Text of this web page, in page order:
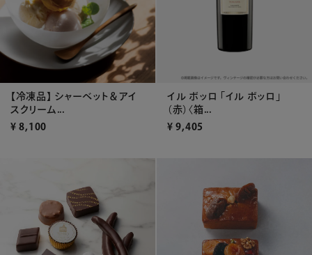
【冷凍品】 シャーベット＆アイ
スクリーム...
¥ 8,100
イル ボッロ 「イル ボッロ」
（赤）〈箱...
¥ 9,405